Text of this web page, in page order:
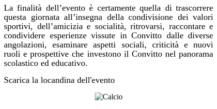
La finalità dell’evento è certamente quella di trascorrere
questa giornata all’insegna della condivisione dei valori
sportivi, dell’amicizia e socialità, ritrovarsi, raccontare e
condividere esperienze vissute in Convitto dalle diverse
angolazioni, esaminare aspetti sociali, criticità e nuovi
ruoli e prospettive che investono il Convitto nel panorama
scolastico ed educativo.
Scarica la locandina dell'evento